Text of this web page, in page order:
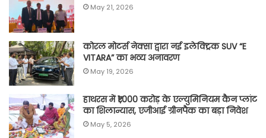
May 21, 2026
कोरल मोटर्स नेक्सा द्वारा नई इलेक्ट्रिक SUV “E
VITARA” का भव्य अनावरण
May 19, 2026
हाथरस में ₹1,000 करोड़ के एल्युमिनियम कैन प्लांट
का शिलान्यास, एजीआई ग्रीनपैक का बड़ा निवेश
May 5, 2026